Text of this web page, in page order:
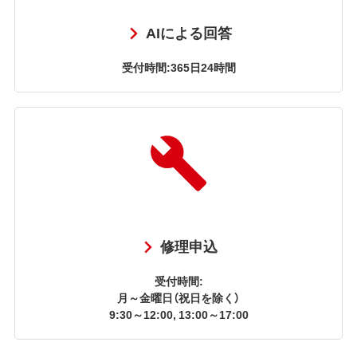
AIによる回答
受付時間:365日24時間
修理申込
受付時間:
月～金曜日（祝日を除く）
9:30～12:00, 13:00～17:00